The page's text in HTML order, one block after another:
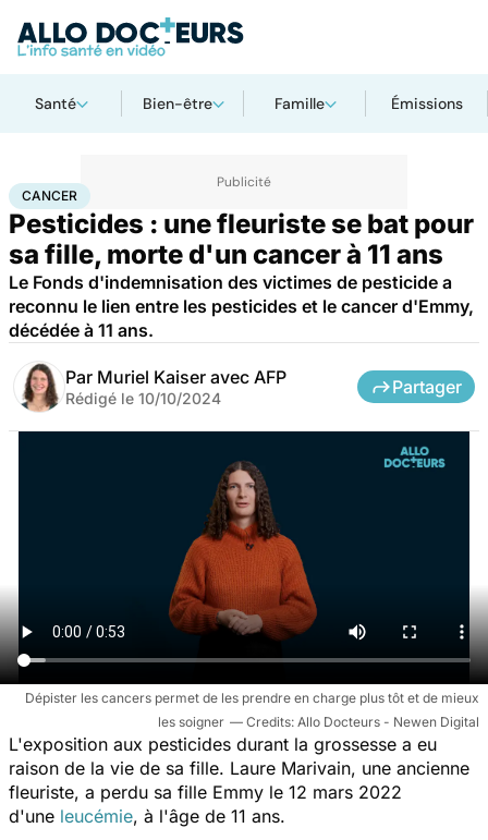
Santé Bien-être Famille Émissions
AccueilSanté Cancer
CANCER
Pesticides : une fleuriste se bat pour
sa fille, morte d'un cancer à 11 ans
Le Fonds d'indemnisation des victimes de pesticide a
reconnu le lien entre les pesticides et le cancer d'Emmy,
décédée à 11 ans.
Par Muriel Kaiser avec AFP
Rédigé le 10/10/2024
Partager
Dépister les cancers permet de les prendre en charge plus tôt et de mieux
les soigner
Allo Docteurs - Newen Digital
L'exposition aux pesticides durant la grossesse a eu
raison de la vie de sa fille. Laure Marivain, une ancienne
fleuriste, a perdu sa fille Emmy le 12 mars 2022
d'une leucémie, à l'âge de 11 ans.